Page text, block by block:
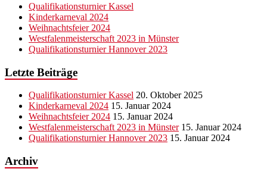
Qualifikationsturnier Kassel
Kinderkarneval 2024
Weihnachtsfeier 2024
Westfalenmeisterschaft 2023 in Münster
Qualifikationsturnier Hannover 2023
Letzte Beiträge
Qualifikationsturnier Kassel 20. Oktober 2025
Kinderkarneval 2024 15. Januar 2024
Weihnachtsfeier 2024 15. Januar 2024
Westfalenmeisterschaft 2023 in Münster 15. Januar 2024
Qualifikationsturnier Hannover 2023 15. Januar 2024
Archiv